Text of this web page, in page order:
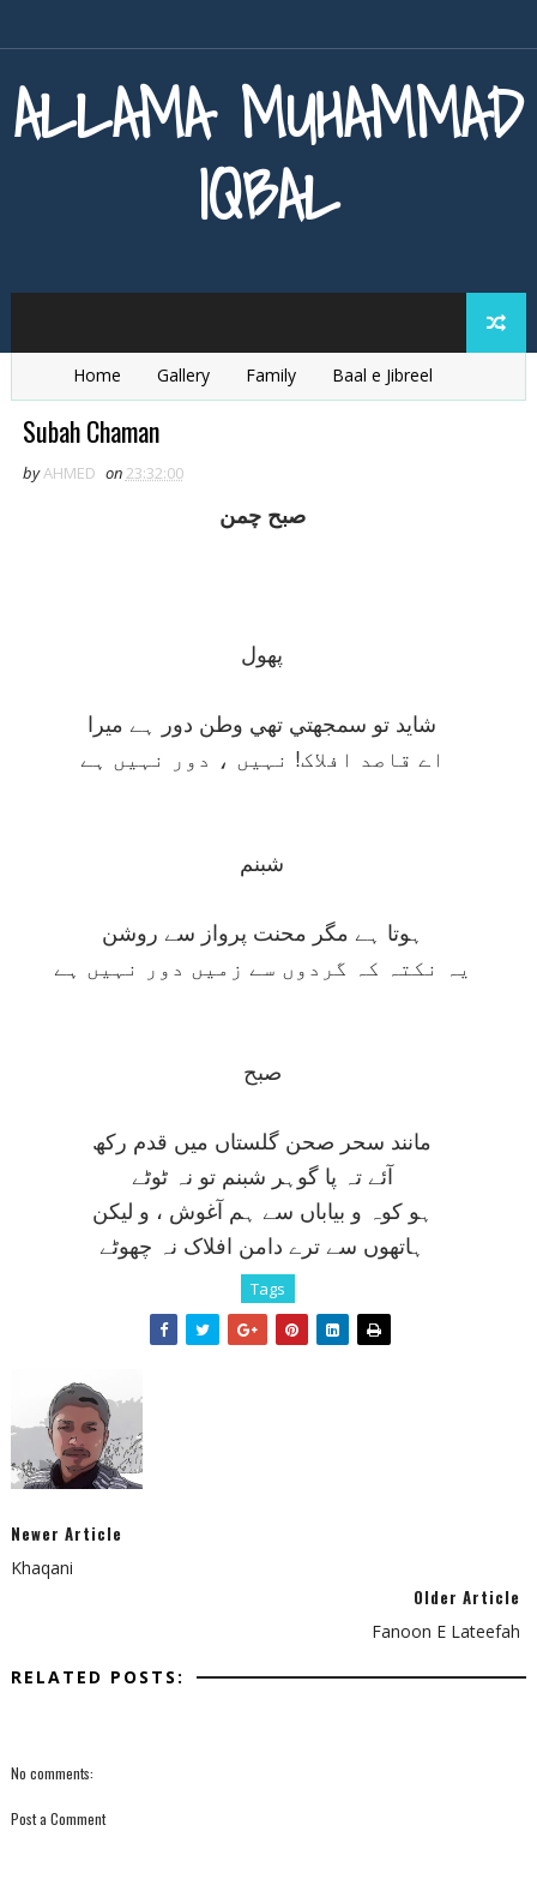
ALLAMA MUHAMMAD
IQBAL
Home Gallery Family
Baal e Jibreel
Zarb e Kaleem
Subah Chaman
byAHMED on23:32:00
صبح چمن
پھول
شايد تو سمجھتي تھي وطن دور ہے ميرا
اے قاصد افلاک! نہيں ، دور نہيں ہے
شبنم
ہوتا ہے مگر محنت پرواز سے روشن
يہ نکتہ کہ گردوں سے زميں دور نہيں ہے
صبح
مانند سحر صحن گلستاں ميں قدم رکھ
آئے تہ پا گوہر شبنم تو نہ ٹوٹے
ہو کوہ و بياباں سے ہم آغوش ، و ليکن
ہاتھوں سے ترے دامن افلاک نہ چھوٹے
Tags
Newer Article
Khaqani
Older Article
Fanoon E Lateefah
RELATED POSTS:
No comments:
Post a Comment